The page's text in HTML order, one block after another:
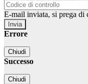
E-mail inviata, si prega di
Errore
Chiudi
Successo
Chiudi